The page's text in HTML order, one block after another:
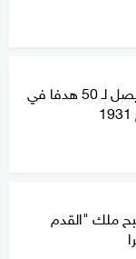
هالاند أول لاعب يصل لـ 50 هدفا في
ملك "القدم